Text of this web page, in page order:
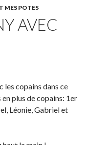
MES POTES
AVEC
les copains dans ce
plus de copains: 1er
Léonie, Gabriel et